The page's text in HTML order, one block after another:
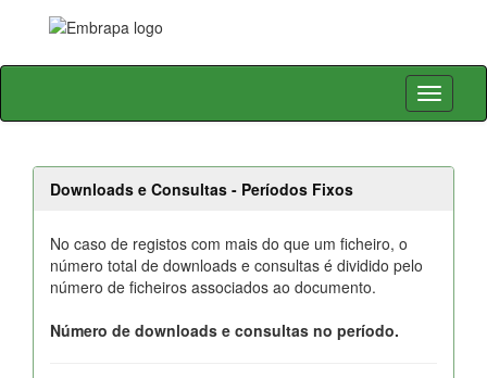
Skip
Downloads e Consultas - Períodos Fixos
No caso de registos com mais do que um ficheiro, o
número total de downloads e consultas é dividido pelo
número de ficheiros associados ao documento.
Número de downloads e consultas no período.